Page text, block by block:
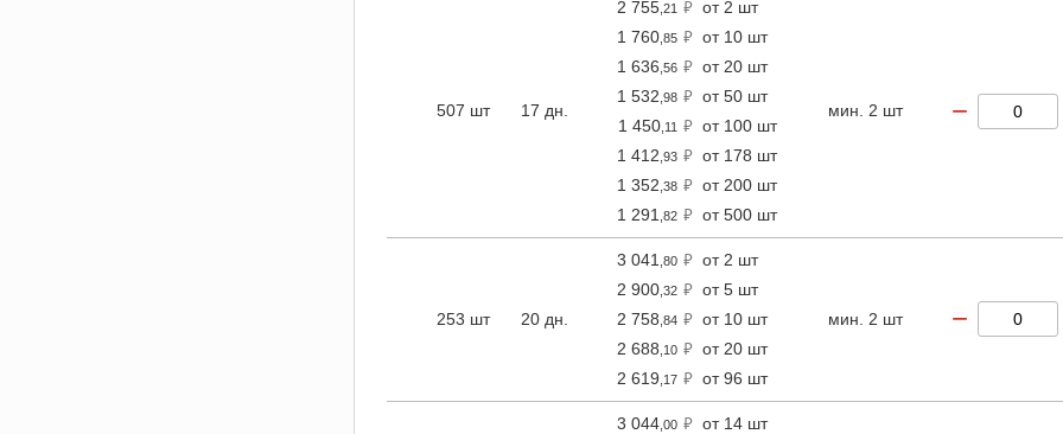
507 шт 17 дн.
2 755 ,21
от 2 шт
1 760 ,85
от 10 шт
1 636 ,56
от 20 шт
1 532 ,98
от 50 шт
1 450 ,11
от 100 шт
1 412 ,93
от 178 шт
1 352 ,38
от 200 шт
1 291 ,82 от 500 шт
мин. 2 шт −
253 шт 20 дн.
3 041 ,80
от 2 шт
2 900 ,32
от 5 шт
2 758 ,84
от 10 шт
2 688 ,10
от 20 шт
2 619 ,17 от 96 шт
мин. 2 шт −
3 044 ,00
от 14 шт